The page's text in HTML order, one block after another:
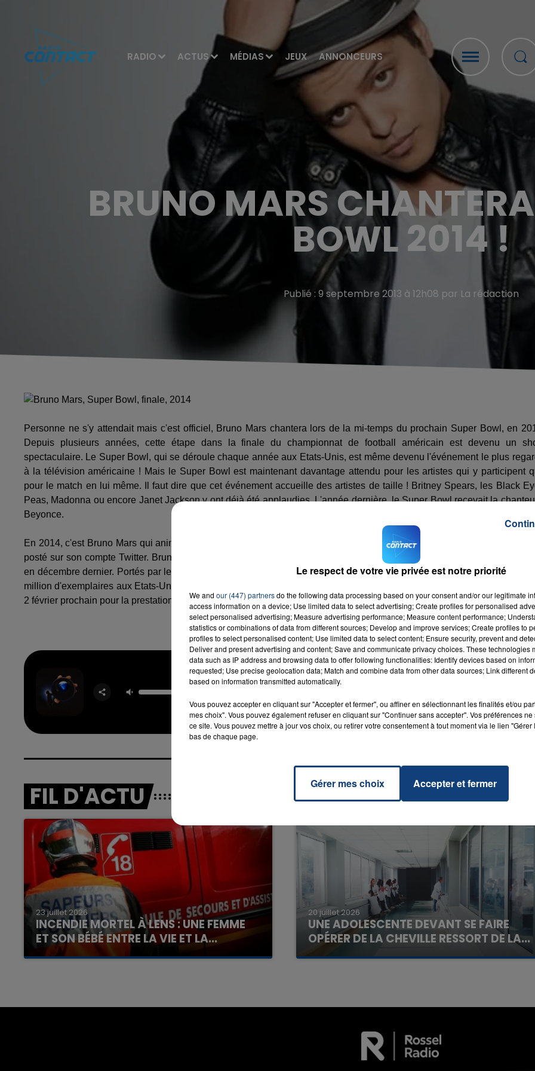
RADIO ACTUS MÉDIAS JEUX ANNONCEURS
16h00 - 20h00
LA TEAM DU WEEK-END LA TEAM DU WEEK-END
BRUNO MARS
BOWL 2014 !
Publié : 9 septembre 2013 à 12h08 par La rédaction
Personne ne s'y attendait mais c'est officiel, Bruno Mars chantera lors de la mi-temps du prochain Super Bowl, en
Depuis plusieurs années, cette étape dans la finale du championnat de football américain est devenu un
spectaculaire. Le Super Bowl, qui se déroule chaque année aux Etats-Unis, est même devenu l'événement le plus
à la télévision américaine ! Mais le Super Bowl est maintenant davantage attendu pour les artistes qui y participent
pour le match en lui même. Il faut dire que cet événement accueille des artistes de taille ! Britney Spears, les Black
Peas, Madonna ou encore Janet Jackson y ont déjà été applaudies. L'année dernière, le Super Bowl recevait la
Beyonce.
En 2014, c'est Bruno Mars qui animera la mi-temps de cet événement sportif. « NOUS ALLONS AU SUPER BOWL » a-
posté sur son compte Twitter. Bruno Mars cartonne actuellement avec son deuxième album « Unorthodox Jukebox »,
en décembre dernier. Portés par les singles « Locked Out of Heaven » et « Treasure », le disque s'est vendu à plus de
million d'exemplaires aux Etats-Unis. En France, les deux morceaux se sont imposés dans le top 10. Rendez-vous donc
2 février prochain pour la prestation de Bruno Mars qui devrait mettre le feu !
End Of
DJO
RADIO CONTACT
FIL D'ACTU
23 juillet 2026
INCENDIE MORTEL À LENS : UNE FEMME
ET SON BÉBÉ ENTRE LA VIE ET LA...
Un homme s'est immolé par le feu après avoir
20 juillet 2026
UNE ADOLESCENTE DEVANT SE FAIRE
OPÉRER DE LA CHEVILLE RESSORT DE LA...
La famille a porté plainte contre la clinique qui a
7h00 - 12h00
La Team du Week-end
16h00 - 20h00
La Team du Week-end
Le respect de votre vie privée est notre priorité
We and our (447) partnersdo the following data processing based on your consent and/or our legitimate
access information on a device; Use limited data to select advertising; Create profiles for personalised
select personalised advertising; Measure advertising performance; Measure content performance;
statistics or combinations of data from different sources; Develop and improve services; Create profiles to
profiles to select personalised content; Use limited data to select content; Ensure security, prevent and
Deliver and present advertising and content; Save and communicate privacy choices. These technologies
data such as IP address and browsing data to offer following functionalities: Identify devices based on
requested; Use precise geolocation data; Match and combine data from other data sources; Link different
based on information transmitted automatically.
Vous pouvez accepter en cliquant sur "Accepter et fermer", ou affiner en sélectionnant les finalités et/ou
mes choix". Vous pouvez également refuser en cliquant sur "Continuer sans accepter". Vos préférences
ce site. Vous pouvez mettre à jour vos choix, ou retirer votre consentement à tout moment via le lien
bas de chaque page.
Gérer mes choix Accepter et fermer